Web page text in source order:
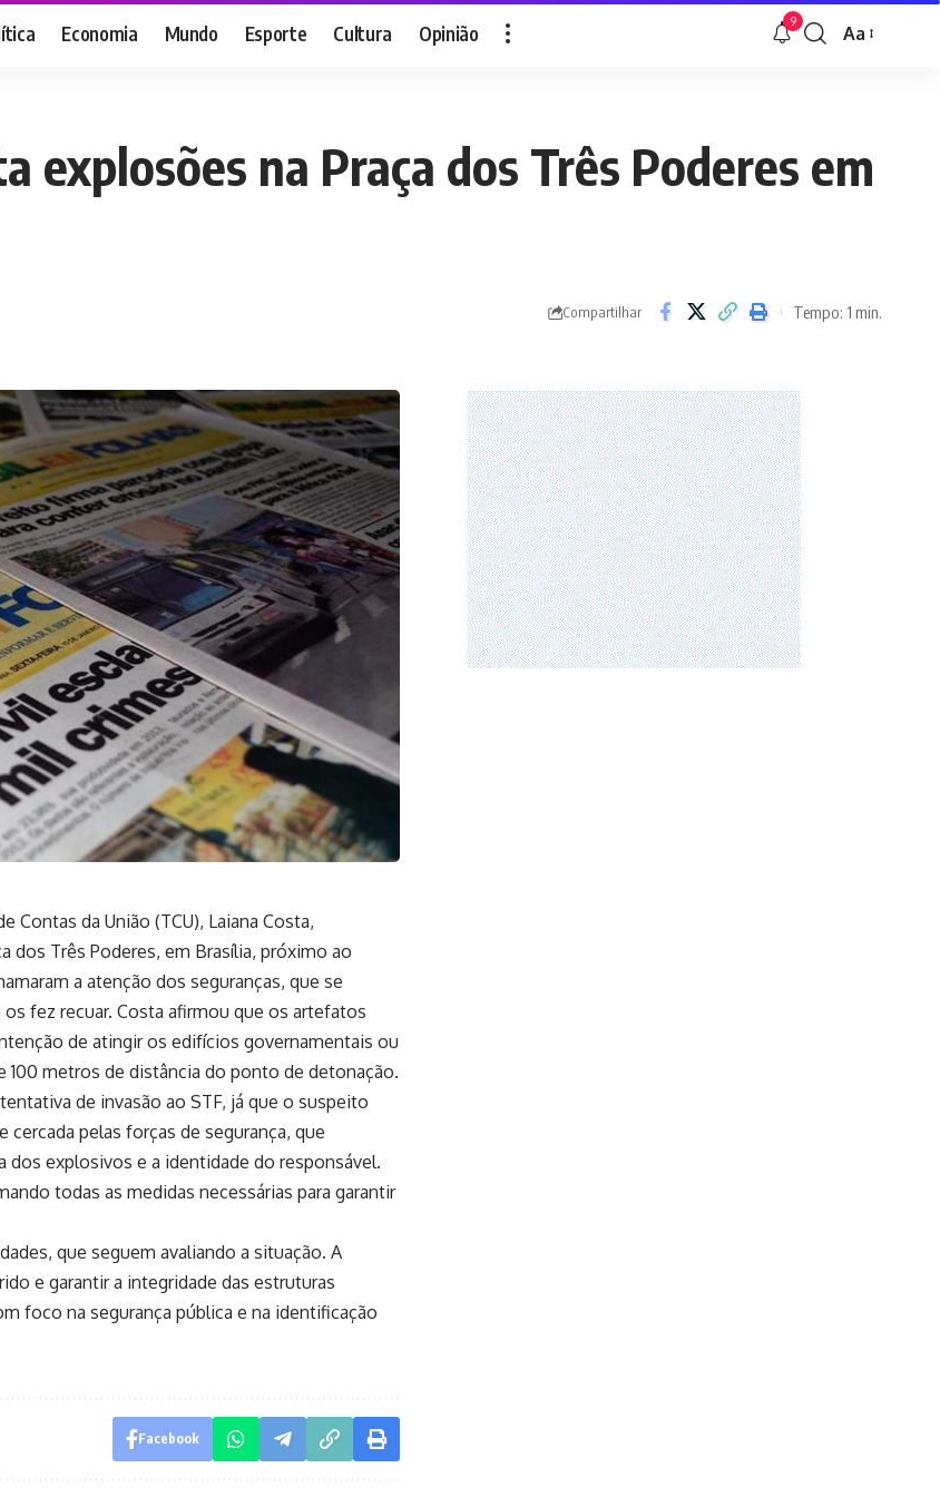
Economia Mundo Esporte Cultura Opinião 9
Font
Aa
explosões na Praça dos Três Poderes em
Compartilhar Tempo: 1 min.
Contas da União (TCU), Laiana Costa,
dos Três Poderes, em Brasília, próximo ao
a atenção dos seguranças, que se
fez recuar. Costa afirmou que os artefatos
de atingir os edifícios governamentais ou
100 metros de distância do ponto de detonação.
de invasão ao STF, já que o suspeito
pelas forças de segurança, que
dos explosivos e a identidade do responsável.
todas as medidas necessárias para garantir
que seguem avaliando a situação. A
e garantir a integridade das estruturas
foco na segurança pública e na identificação
Facebook